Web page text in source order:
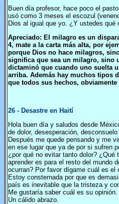
Buen día profesor, hace poco el
usó como 3 meses el escozul
Dios al igual que yo. ¿Y ustedes qué
Apreciado: El milagro es un
4, mate a la carta más alta, por
porque Dios no hace milagros,
significa que sea un milagro, sino
dictaminó que cuando uno suelta
arriba. Además hay muchos tipos
que todos sus hechos,
26 - Desastre en Haití
Hola buen día y saludos desde
de dolor, desesperación,
Después me quede pensando y me
en ese lugar que ya de por si sufren
¿por qué no evitar tanto dolor?
aprender es para el resto del mundo
ocurran? Por favor dígame cuál es el
Estoy consternada por que es
país es inevitable que la tristeza y
Me gustaría saber cuál es su opinión.
Un cálido abrazo.